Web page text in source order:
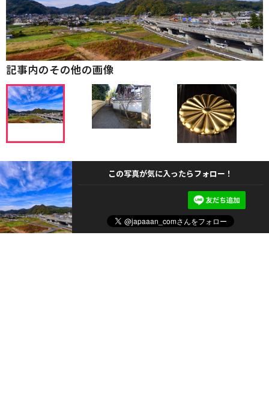
記事内のその他の画像
この写真が気に入ったらフォロー！